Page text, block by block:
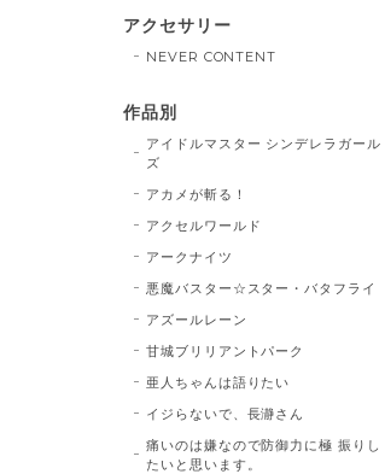
アクセサリー
NEVER CONTENT
作品別
アイドルマスター シンデレラガール
ズ
アカメが斬る！
アクセルワールド
アークナイツ
悪魔バスター☆スター・バタフライ
アズールレーン
甘城ブリリアントパーク
亜人ちゃんは語りたい
イジらないで、長瀞さん
痛いのは嫌なので防御力に極 振りし
たいと思います。